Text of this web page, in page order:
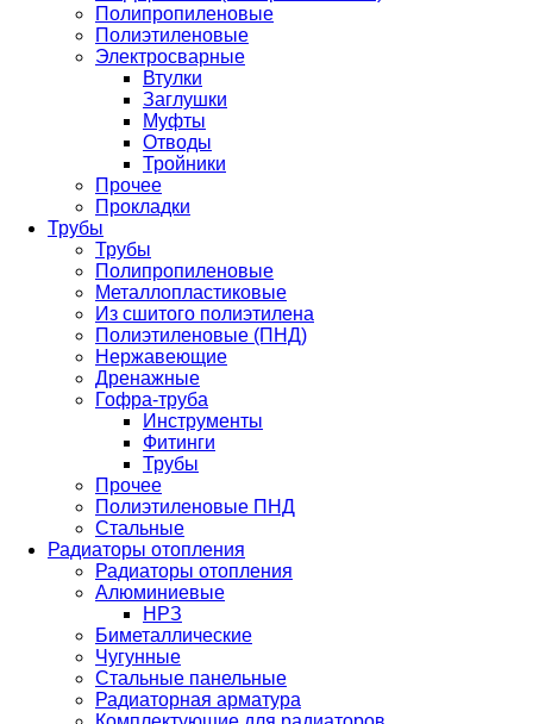
Полипропиленовые
Полиэтиленовые
Электросварные
Втулки
Заглушки
Муфты
Отводы
Тройники
Прочее
Прокладки
Трубы
Трубы
Полипропиленовые
Металлопластиковые
Из сшитого полиэтилена
Полиэтиленовые (ПНД)
Нержавеющие
Дренажные
Гофра-труба
Инструменты
Фитинги
Трубы
Прочее
Полиэтиленовые ПНД
Стальные
Радиаторы отопления
Радиаторы отопления
Алюминиевые
НРЗ
Биметаллические
Чугунные
Стальные панельные
Радиаторная арматура